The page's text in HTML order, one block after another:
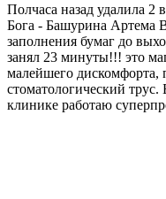
Полчаса назад удалила 2
Бога - Башурина Артема
заполнения бумаг до
занял 23 минуты!!! это
малейшего
стоматологический трус.
клинике работаю